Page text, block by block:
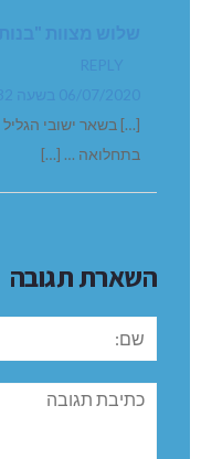
שלוש מצוות
REPLY
06/07/2020 בשעה 21:32
[…] בשאר ישובי
בתחלואה … […]
השארת תגובה
שם:
תגובה